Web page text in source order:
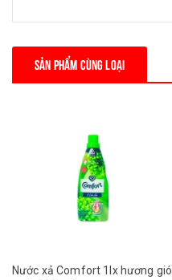
SẢN PHẨM CÙNG LOẠI
Nước xả Comfort 1lx hương gió